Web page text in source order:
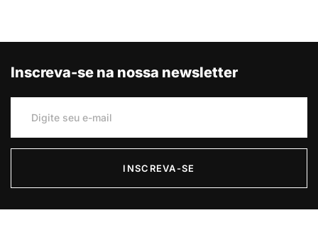
Inscreva-se na nossa newsletter
INSCREVA-SE